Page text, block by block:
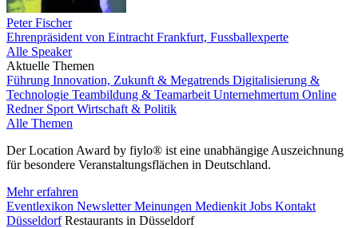
Peter Fischer
Ehrenpräsident von Eintracht Frankfurt, Fussballexperte
Alle Speaker
Aktuelle Themen
Führung Innovation, Zukunft & Megatrends Digitalisierung &
Technologie Teambildung & Teamarbeit Unternehmertum Online
Redner Sport Wirtschaft & Politik
Alle Themen
Der Location Award by fiylo® ist eine unabhängige Auszeichnung
für besondere Veranstaltungsflächen in Deutschland.
Mehr erfahren
Eventlexikon NewsletterMeinungen Medienkit Jobs Kontakt
Düsseldorf Restaurants in Düsseldorf